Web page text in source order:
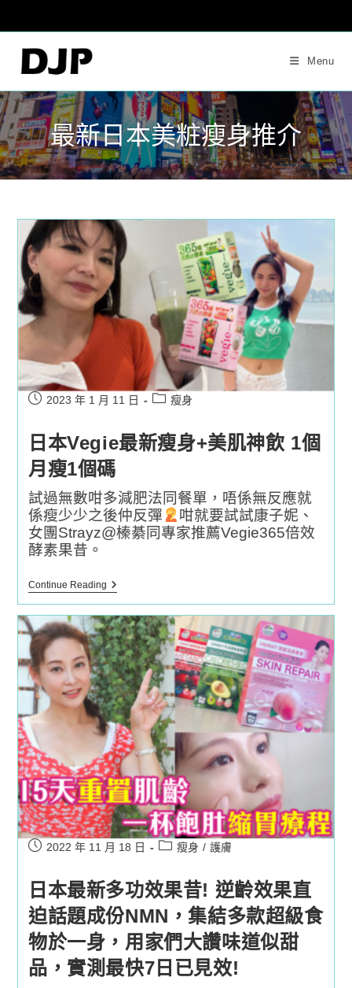
content
Menu
最新日本美粧瘦身推介
Post2023 年 1 月 11 日
Post瘦身
日本Vegie最新瘦身+美肌神飲 1個
月瘦1個碼
試過無數咁多減肥法同餐單，唔係無反應就
係瘦少少之後仲反彈
咁就要試試康子妮、
女團Strayz@榛綦同專家推薦Vegie365倍效
酵素果昔。
Continue Reading日
最
新
瘦
身
+美
肌
神
飲
1
個
月
瘦
1
個
碼
Post2022 年 11 月 18 日
Post瘦身 / 護膚
日本最新多功效果昔! 逆齡效果直
迫話題成份NMN，集結多款超級食
物於一身，用家們大讚味道似甜
品，實測最快7日已見效!